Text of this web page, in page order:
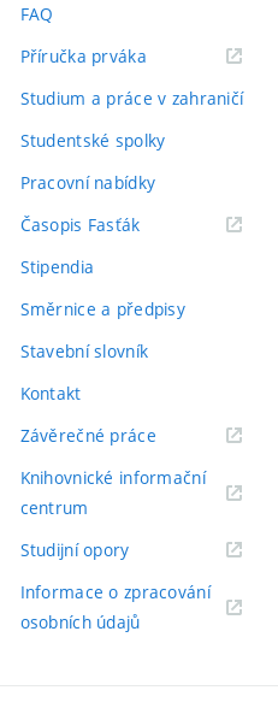
FAQ
Příručka prváka(externí
Studium a práce v zahraničí
Studentské spolky
Pracovní nabídky
Časopis Fasťák(externí
Stipendia
Směrnice a předpisy
Stavební slovník
Kontakt
Závěrečné práce(externí
Knihovnické informační
centrum
Studijní opory(externí
Informace o zpracování
osobních údajů(externí